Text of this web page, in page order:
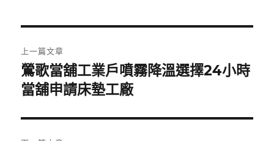
章
導
覽
上一篇文章
上
一
文
章:
鶯歌當舖工業戶噴霧降溫選擇24小時
當舖申請床墊工廠